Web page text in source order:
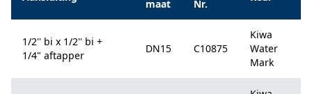
maat
Nr.
1/2'' bi x 1/2'' bi +
1/4" aftapper
DN15 C10875
Kiwa
Water
Mark